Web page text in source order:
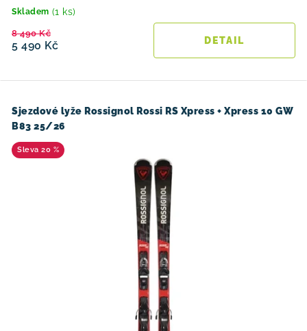
Skladem (1 ks)
5 490 Kč
8 490 Kč
Sjezdové lyže Rossignol Rossi RS Xpress + Xpress 10 GW
B83 25/26
20 %